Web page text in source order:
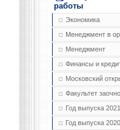
работы
Экономика
Менеджмент в
Менеджмент
Финансы и
Московский
Факультет
Год выпуска 2021
Год выпуска 2020